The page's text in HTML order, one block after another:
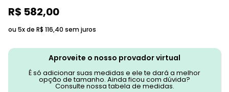
R$ 582,00
ou 5x de R$ 116,40 sem juros
Aproveite o nosso provador virtual
É só adicionar suas medidas e ele te dará a melhor
opção de tamanho. Ainda ficou com dúvida?
Consulte nossa tabela de medidas.